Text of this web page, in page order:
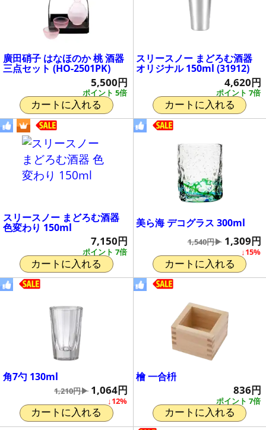
廣田硝子 はなほのか 桃 酒器
三点セット (HO-2501PK)
ポイント 5倍
5,500円
カートに入れる
スリースノー まどろむ酒器
オリジナル 150ml (31912)
ポイント 7倍
4,620円
カートに入れる
スリースノー まどろむ酒器
色変わり 150ml
ポイント 7倍
7,150円
カートに入れる
美ら海 デコグラス 300ml
↓15%
1,540円▶ 1,309円
カートに入れる
角7勺 130ml
↓12%
1,210円▶ 1,064円
カートに入れる
檜 一合枡
ポイント 7倍
836円
カートに入れる